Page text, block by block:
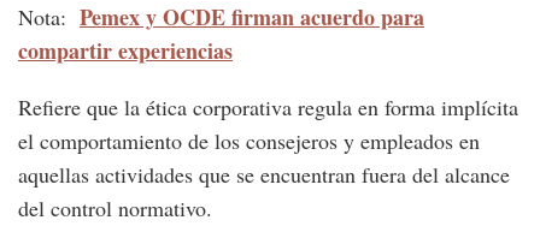
Nota: Pemex y OCDE firman acuerdo para
compartir experiencias
Refiere que la ética corporativa regula en forma implícita
el comportamiento de los consejeros y empleados en
aquellas actividades que se encuentran fuera del alcance
del control normativo.